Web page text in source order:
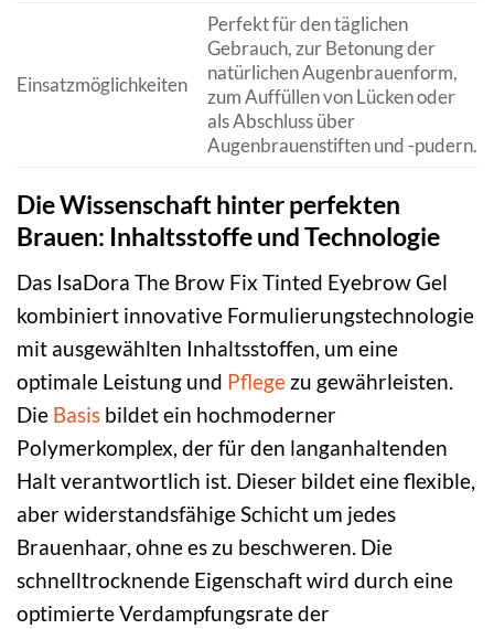
Einsatzmöglichkeiten
Perfekt für den täglichen
Gebrauch, zur Betonung der
natürlichen Augenbrauenform,
zum Auffüllen von Lücken oder
als Abschluss über
Augenbrauenstiften und -pudern.
Die Wissenschaft hinter perfekten
Brauen: Inhaltsstoffe und Technologie
Das IsaDora The Brow Fix Tinted Eyebrow Gel
kombiniert innovative Formulierungstechnologie
mit ausgewählten Inhaltsstoffen, um eine
optimale Leistung und Pflege zu gewährleisten.
Die Basis bildet ein hochmoderner
Polymerkomplex, der für den langanhaltenden
Halt verantwortlich ist. Dieser bildet eine flexible,
aber widerstandsfähige Schicht um jedes
Brauenhaar, ohne es zu beschweren. Die
schnelltrocknende Eigenschaft wird durch eine
optimierte Verdampfungsrate der